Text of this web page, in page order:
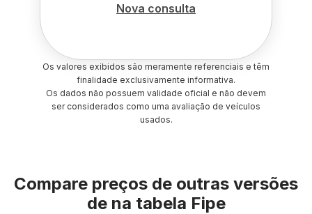
Nova consulta
Os valores exibidos são meramente referenciais e têm
finalidade exclusivamente informativa.
Os dados não possuem validade oficial e não devem
ser considerados como uma avaliação de veículos
usados.
Compare preços de outras versões
de na tabela Fipe